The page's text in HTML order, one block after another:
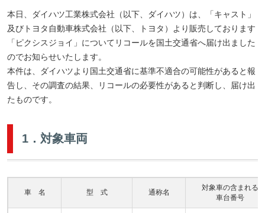
本日、ダイハツ工業株式会社（以下、ダイハツ）は、「キャスト」
及びトヨタ自動車株式会社（以下、トヨタ）より販売しております
「ピクシスジョイ」についてリコールを国土交通省へ届け出ました
のでお知らせいたします。
本件は、ダイハツより国土交通省に基準不適合の可能性があると報
告し、その調査の結果、リコールの必要性があると判断し、届け出
たものです。
1．対象車両
車 名 型 式 通称名
対象車の含まれる
車台番号